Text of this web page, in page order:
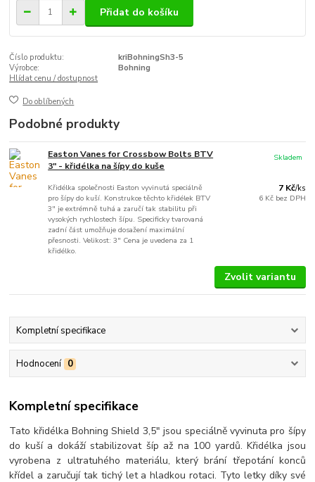
Přidat do košíku
Číslo produktu:
kriBohningSh3-5
Výrobce:
Bohning
Hlídat cenu / dostupnost
Do oblíbených
Podobné produkty
Easton Vanes for Crossbow Bolts BTV
3" - křidélka na šípy do kuše
Křidélka společnosti Easton vyvinutá speciálně
pro šípy do kuší. Konstrukce těchto křidélek BTV
3" je extrémně tuhá a zaručí tak stabilitu při
vysokých rychlostech šípu. Specificky tvarovaná
zadní část umožňuje dosažení maximální
přesnosti. Velikost: 3" Cena je uvedena za 1
křidélko.
7 Kč/ks
6 Kč bez DPH
Skladem
Zvolit variantu
Kompletní specifikace
Hodnocení 0
Kompletní specifikace
Tato křidélka Bohning Shield 3,5" jsou speciálně vyvinuta pro šípy
do kuší a dokáží stabilizovat šíp až na 100 yardů. Křidélka jsou
vyrobena z ultratuhého materiálu, který brání třepotání konců
křídel a zaručují tak tichý let a hladkou rotaci. Tyto letky díky své